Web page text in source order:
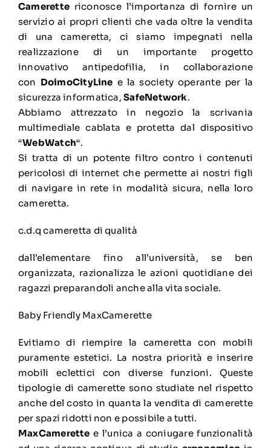
Camerette riconosce l’importanza di fornire un
servizio ai propri clienti che vada oltre la vendita
di una cameretta, ci siamo impegnati nella
realizzazione di un importante progetto
innovativo antipedofilia, in collaborazione
con DoimoCityLine e la society operante per la
sicurezza informatica,SafeNetwork.
Abbiamo attrezzato in negozio la scrivania
multimediale cablata e protetta dal dispositivo
“WebWatch“.
Si tratta di un potente filtro contro i contenuti
pericolosi di internet che permette ai nostri figli
di navigare in rete in modalità sicura, nella loro
cameretta.
c.d.q cameretta di qualità
dall’elementare fino all’università, se ben
organizzata, razionalizza le azioni quotidiane dei
ragazzi preparandoli anche alla vita sociale.
Baby Friendly MaxCamerette
Evitiamo di riempire la cameretta con mobili
puramente estetici. La nostra priorità e inserire
mobili eclettici con diverse funzioni. Queste
tipologie di camerette sono studiate nel rispetto
anche del costo in quanta la vendita di camerette
per spazi ridotti non e possibile a tutti.
MaxCamerette e l’unica a coniugare funzionalità